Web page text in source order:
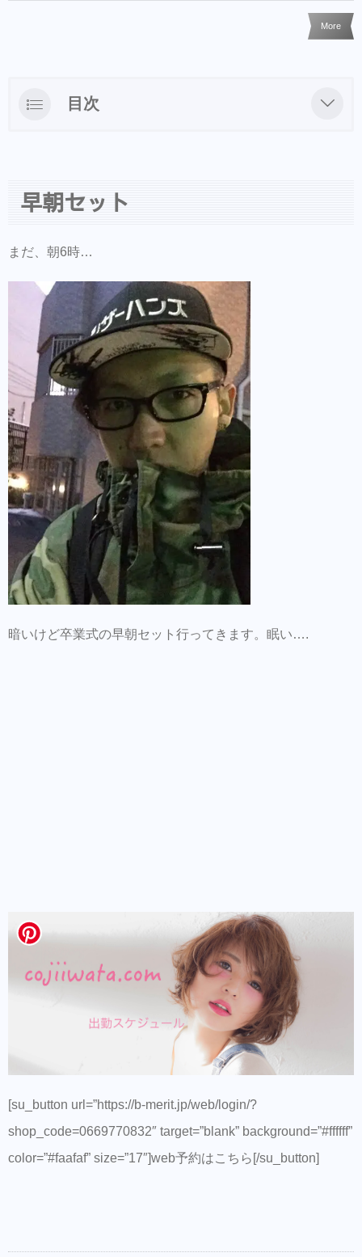
More
目次
早朝セット
まだ、朝6時…
暗いけど卒業式の早朝セット行ってきます。眠い….
[su_button url=”https://b-merit.jp/web/login/?
shop_code=0669770832″ target=”blank” background=”#ffffff”
color=”#faafaf” size=”17″]web予約はこちら[/su_button]